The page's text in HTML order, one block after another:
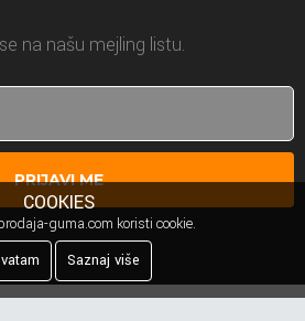
na našu mejling listu.
PRIJAVI ME
COOKIES
guma.com koristi cookie.
Saznaj više